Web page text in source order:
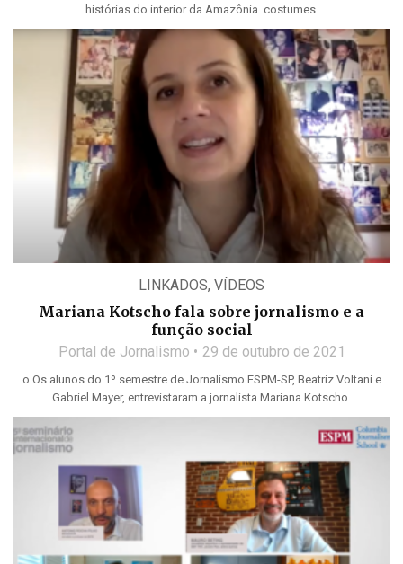
histórias do interior da Amazônia. costumes.
LINKADOS, VÍDEOS
Mariana Kotscho fala sobre jornalismo e a
função social
Portal de Jornalismo 29 de outubro de 2021
o Os alunos do 1º semestre de Jornalismo ESPM-SP, Beatriz Voltani e
Gabriel Mayer, entrevistaram a jornalista Mariana Kotscho.